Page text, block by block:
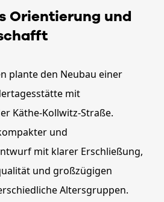
Orientierung und
plante den Neubau einer
mit
Käthe-Kollwitz-Straße.
und
mit klarer Erschließung,
und großzügigen
Altersgruppen.